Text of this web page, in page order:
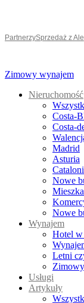
PartnerzySprzedaż z
Zimowy wynajem
Nieruchomość
Costa-
Costa-
Madrid
Asturia
Nowe
Nowe
Wynajem
Hotel
Letni
Usługi
Artykuły